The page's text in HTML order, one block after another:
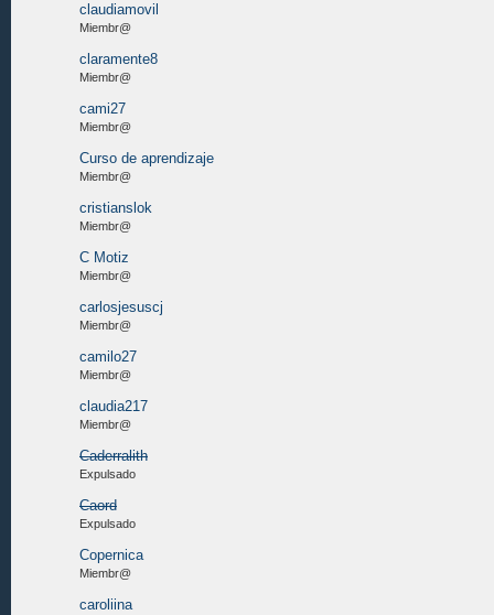
claudiamovil
Miembr@
claramente8
Miembr@
cami27
Miembr@
Curso de aprendizaje
Miembr@
cristianslok
Miembr@
C Motiz
Miembr@
carlosjesuscj
Miembr@
camilo27
Miembr@
claudia217
Miembr@
Caderralith
Expulsado
Caord
Expulsado
Copernica
Miembr@
caroliina